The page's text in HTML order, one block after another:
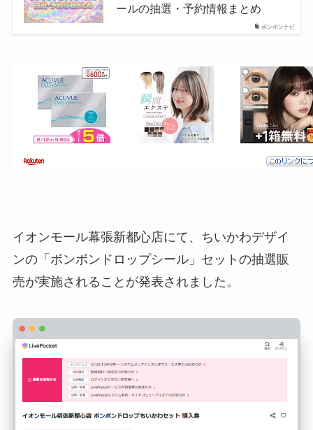
ボンボンナビ
ールの抽選・予約情報まとめ
イオンモール幕張新都心店にて、ちいかわデザイ
ンの「ボンボンドロップシール」セットの抽選販
売が実施されることが発表されました。